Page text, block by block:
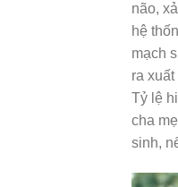
não,
hệ
mạch
ra
Tỷ lệ
cha
sinh,